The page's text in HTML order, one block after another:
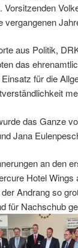
Vorsitzenden
vergangenen
aus Politik,
das
für die
das Ganze
Jana
an den
Hotel Wings
Andrang so
für Nachschub